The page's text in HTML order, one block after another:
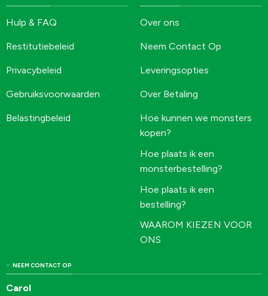
Hulp & FAQ
Restitutiebeleid
Privacybeleid
Gebruiksvoorwaarden
Belastingbeleid
Over ons
Neem Contact Op
Leveringsopties
Over Betaling
Hoe kunnen we monsters
kopen?
Hoe plaats ik een
monsterbestelling?
Hoe plaats ik een
bestelling?
WAAROM KIEZEN VOOR
ONS
NEEM CONTACT OP
Carol